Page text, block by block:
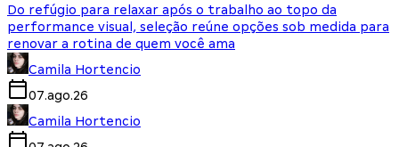
Do refúgio para relaxar após o trabalho ao topo da
performance visual, seleção reúne opções sob medida para
renovar a rotina de quem você ama
Camila Hortencio
07.ago.26
Camila Hortencio